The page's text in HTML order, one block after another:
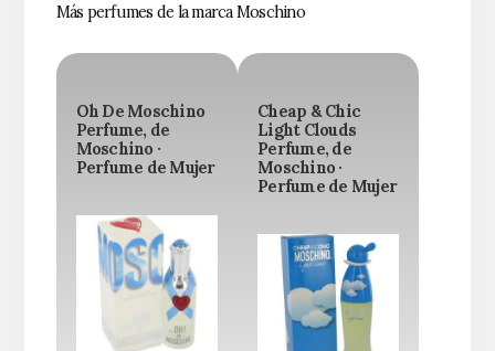
Más perfumes de la marca Moschino
Oh De Moschino
Perfume, de
Moschino ·
Perfume de Mujer
Cheap & Chic
Light Clouds
Perfume, de
Moschino ·
Perfume de Mujer